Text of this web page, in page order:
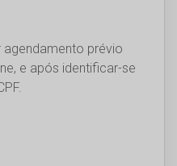
agendamento prévio
e após identificar-se